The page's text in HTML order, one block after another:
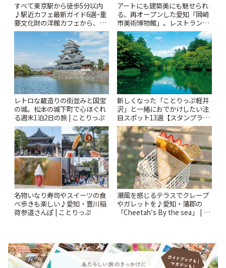
すべて東京駅から徒歩5分以内
♪駅近カフェ最新ガイド6選~重
要文化財の洋館カフェから、改
札すぐのレトロ喫茶まで~ | こと
アートにも建築美にも魅せられ
る、再オープンした愛知「岡崎
市美術博物館」。レストランや
ショップも充実 | ことりっぷ
レトロな蔵造りの街並みと国宝
の城。松本の城下町で心ほぐれ
る週末1泊2日の旅 | ことりっぷ
新しくなった「ことりっぷ軽井
沢」と一緒におでかけしたい注
目スポット13選【スタンプラリ
ー開催中】 | ことりっぷ
名物いなり寿司やスイーツの食
べ歩きも楽しい♪愛知・豊川稲
荷参道さんぽ | ことりっぷ
潮風を感じるテラスでクレープ
やガレットを♪愛知・蒲郡の
「Cheetah′s By the sea」 | こ